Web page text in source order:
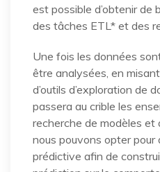
est possible d’obtenir de
des tâches ETL* et des
Une fois les données
être analysées, en
d’outils d’exploration de
passera au crible les
recherche de modèles et
nous pouvons opter pour
prédictive afin de